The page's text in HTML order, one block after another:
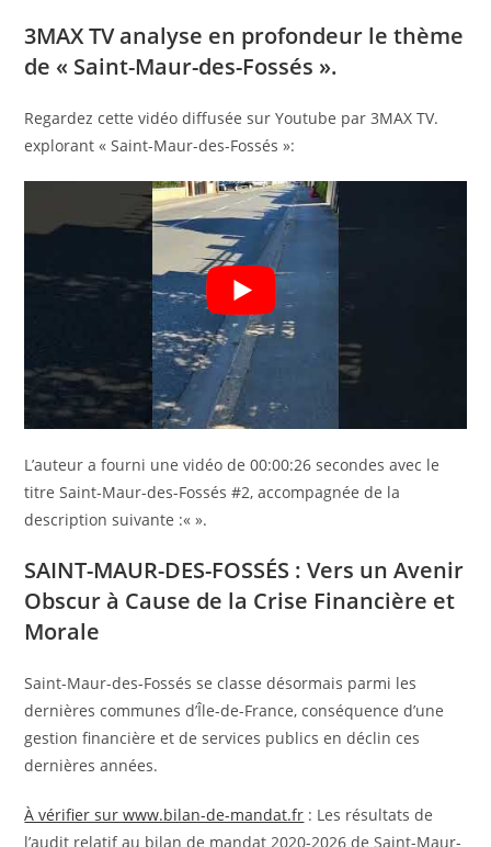
3MAX TV analyse en profondeur le thème
de « Saint-Maur-des-Fossés ».
Regardez cette vidéo diffusée sur Youtube par 3MAX TV.
explorant « Saint-Maur-des-Fossés »:
L’auteur a fourni une vidéo de 00:00:26 secondes avec le
titre Saint-Maur-des-Fossés #2, accompagnée de la
description suivante :« ».
SAINT-MAUR-DES-FOSSÉS : Vers un Avenir
Obscur à Cause de la Crise Financière et
Morale
Saint-Maur-des-Fossés se classe désormais parmi les
dernières communes d’Île-de-France, conséquence d’une
gestion financière et de services publics en déclin ces
dernières années.
À vérifier sur www.bilan-de-mandat.fr : Les résultats de
l’audit relatif au bilan de mandat 2020-2026 de Saint-Maur-